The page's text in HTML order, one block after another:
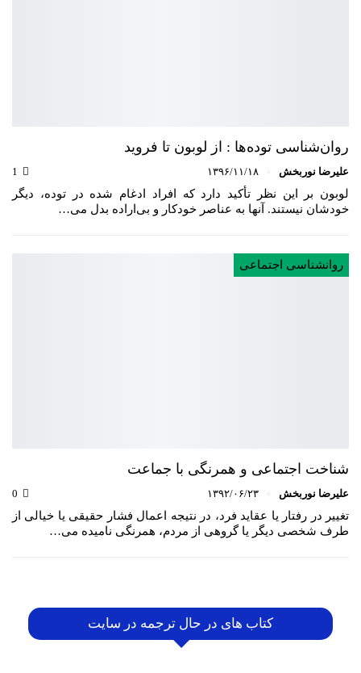
روان‌شناسی توده‌ها : از لوبون تا فروید
علیرضا نوربخش ۱۳۹۶/۱۱/۱۸
لوبون بر این نظر تأکید دارد که افراد ادغام‌ شده در توده، دیگر
خودشان نیستند. آنها به عناصر خودکار و بی‌اراده بدل می…
روانشناسی اجتماعی
شناخت اجتماعی و همرنگی با جماعت
علیرضا نوربخش ۱۳۹۲/۰۶/۲۳
تغيير در رفتار یا عقاید فرد، در نتيجه اعمال فشار حقیقی یا خیالی از
طرف شخصی ديگر یا گروهی از مردم، همرنگی نامیده می…
کتاب های در حال ترجمه در سایت